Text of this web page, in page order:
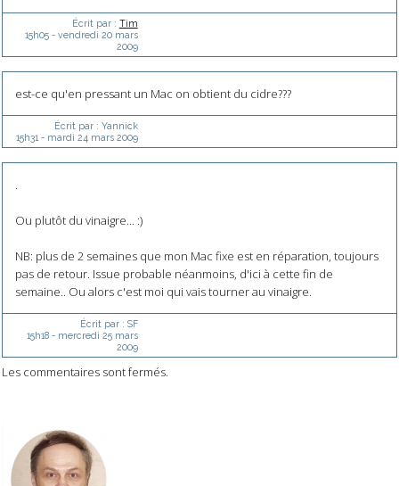
Écrit par : Tim
15h05- vendredi 20 mars
2009
est-ce qu'en pressant un Mac on obtient du cidre???
Écrit par : Yannick
15h31 - mardi 24 mars 2009
.
Ou plutôt du vinaigre... :)
NB: plus de 2 semaines que mon Mac fixe est en réparation, toujours
pas de retour. Issue probable néanmoins, d'ici à cette fin de
semaine.. Ou alors c'est moi qui vais tourner au vinaigre.
Écrit par : SF
15h18- mercredi 25 mars
2009
Les commentaires sont fermés.